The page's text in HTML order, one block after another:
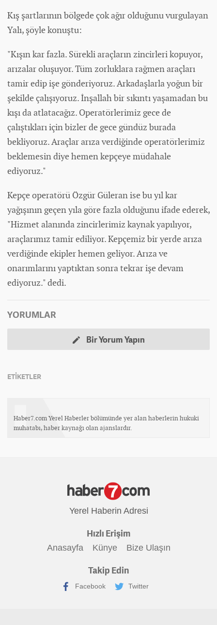
Kış şartlarının bölgede çok ağır olduğunu vurgulayan
Yalı, şöyle konuştu:
"Kışın kar fazla. Sürekli araçların zincirleri kopuyor,
arızalar oluşuyor. Tüm zorluklara rağmen araçları
tamir edip işe gönderiyoruz. Arkadaşlarla yoğun bir
şekilde çalışıyoruz. İnşallah bir sıkıntı yaşamadan bu
kışı da atlatacağız. Operatörlerimiz gece de
çalıştıkları için bizler de gece gündüz burada
bekliyoruz. Araçlar arıza verdiğinde operatörlerimiz
beklemesin diye hemen kepçeye müdahale
ediyoruz."
Kepçe operatörü Özgür Güleran ise bu yıl kar
yağışının geçen yıla göre fazla olduğunu ifade ederek,
"Hizmet alanında zincirlerimiz kaynak yapılıyor,
araçlarımız tamir ediliyor. Kepçemiz bir yerde arıza
verdiğinde ekipler hemen geliyor. Arıza ve
onarımlarını yaptıktan sonra tekrar işe devam
ediyoruz." dedi.
YORUMLAR
Bir Yorum Yapın
ETİKETLER
Haber7.com Yerel Haberler bölümünde yer alan haberlerin hukuki
muhatabı, haber kaynağı olan ajanslardır.
Yerel Haberin Adresi
Hızlı Erişim
Anasayfa Künye Bize Ulaşın
Takip Edin
Facebook Twitter